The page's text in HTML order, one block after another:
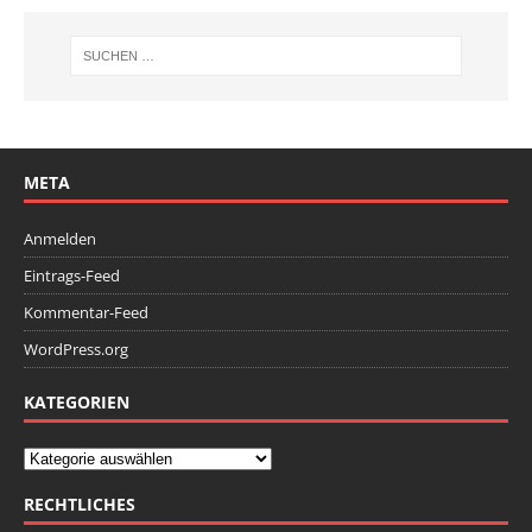
META
Anmelden
Eintrags-Feed
Kommentar-Feed
WordPress.org
KATEGORIEN
RECHTLICHES